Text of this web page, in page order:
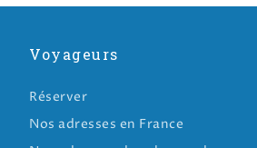
Voyageurs
Réserver
Nos adresses en France